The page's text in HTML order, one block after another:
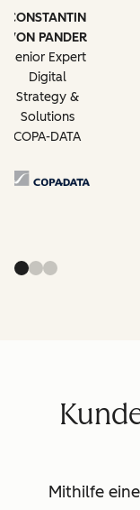
CONSTANTIN
VON PANDER
Senior Expert
Digital
Strategy &
Solutions
COPA-DATA
Mithilfe